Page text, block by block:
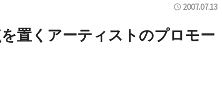
2007.07.13
置くアーティストのプロモー